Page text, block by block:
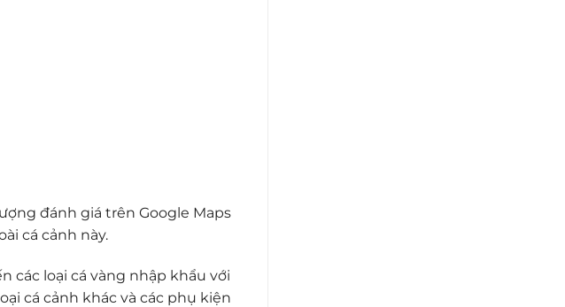
đánh giá trên Google Maps
cá cảnh này.
các loại cá vàng nhập khẩu với
cá cảnh khác và các phụ kiện